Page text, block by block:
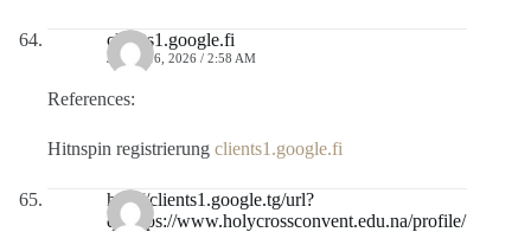
clients1.google.fi
JULIO 16, 2026 / 2:58 AM
References:
Hitnspin registrierung clients1.google.fi
http://clients1.google.tg/url?
q=https://www.holycrossconvent.edu.na/profile/